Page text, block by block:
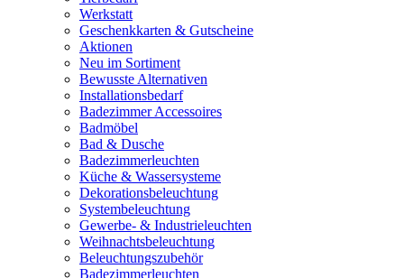
Werkstatt
Geschenkkarten & Gutscheine
Aktionen
Neu im Sortiment
Bewusste Alternativen
Installationsbedarf
Badezimmer Accessoires
Badmöbel
Bad & Dusche
Badezimmerleuchten
Küche & Wassersysteme
Dekorationsbeleuchtung
Systembeleuchtung
Gewerbe- & Industrieleuchten
Weihnachtsbeleuchtung
Beleuchtungszubehör
Badezimmerleuchten